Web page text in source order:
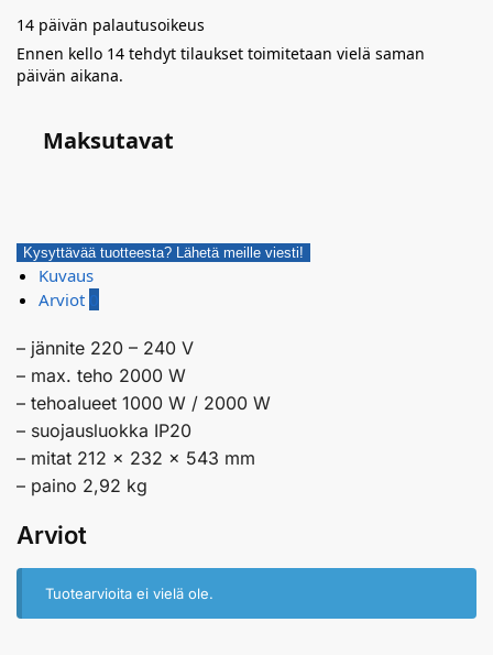
14 päivän palautusoikeus
Ennen kello 14 tehdyt tilaukset toimitetaan vielä saman
päivän aikana.
Maksutavat
Kysyttävää tuotteesta? Lähetä meille viesti!
Kuvaus
Arviot 0
– jännite 220 – 240 V
– max. teho 2000 W
– tehoalueet 1000 W / 2000 W
– suojausluokka IP20
– mitat 212 x 232 x 543 mm
– paino 2,92 kg
Arviot
Tuotearvioita ei vielä ole.